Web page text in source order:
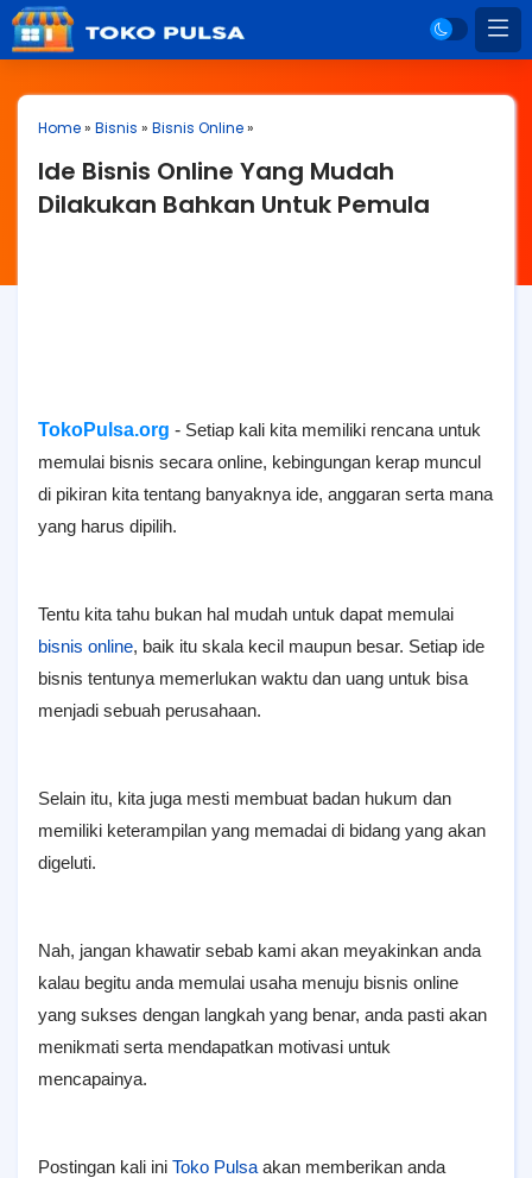
Home» Bisnis » Bisnis Online»
Ide Bisnis Online Yang Mudah
Dilakukan Bahkan Untuk Pemula
TokoPulsa.org - Setiap kali kita memiliki rencana untuk
memulai bisnis secara online, kebingungan kerap muncul
di pikiran kita tentang banyaknya ide, anggaran serta mana
yang harus dipilih.
Tentu kita tahu bukan hal mudah untuk dapat memulai
bisnis online, baik itu skala kecil maupun besar. Setiap ide
bisnis tentunya memerlukan waktu dan uang untuk bisa
menjadi sebuah perusahaan.
Selain itu, kita juga mesti membuat badan hukum dan
memiliki keterampilan yang memadai di bidang yang akan
digeluti.
Nah, jangan khawatir sebab kami akan meyakinkan anda
kalau begitu anda memulai usaha menuju bisnis online
yang sukses dengan langkah yang benar, anda pasti akan
menikmati serta mendapatkan motivasi untuk
mencapainya.
Postingan kali ini Toko Pulsa akan memberikan anda